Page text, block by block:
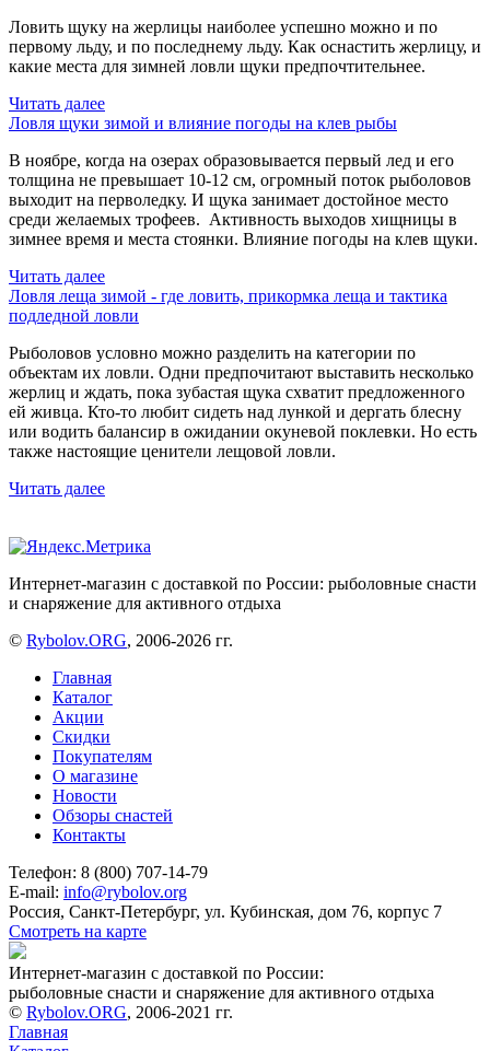
Ловить щуку на жерлицы наиболее успешно можно и по
первому льду, и по последнему льду. Как оснастить жерлицу, и
какие места для зимней ловли щуки предпочтительнее.
Читать далее
Ловля щуки зимой и влияние погоды на клев рыбы
В ноябре, когда на озерах образовывается первый лед и его
толщина не превышает 10-12 см, огромный поток рыболовов
выходит на перволедку. И щука занимает достойное место
среди желаемых трофеев. Активность выходов хищницы в
зимнее время и места стоянки. Влияние погоды на клев щуки.
Читать далее
Ловля леща зимой - где ловить, прикормка леща и тактика
подледной ловли
Рыболовов условно можно разделить на категории по
объектам их ловли. Одни предпочитают выставить несколько
жерлиц и ждать, пока зубастая щука схватит предложенного
ей живца. Кто-то любит сидеть над лункой и дергать блесну
или водить балансир в ожидании окуневой поклевки. Но есть
также настоящие ценители лещовой ловли.
Читать далее
Интернет-магазин с доставкой по России: рыболовные снасти
и снаряжение для активного отдыха
© Rybolov.ORG, 2006-2026 гг.
Главная
Каталог
Акции
Скидки
Покупателям
О магазине
Новости
Обзоры снастей
Контакты
Телефон: 8 (800) 707-14-79
E-mail: info@rybolov.org
Россия, Санкт-Петербург, ул. Кубинская, дом 76, корпус 7
Смотреть на карте
Интернет-магазин с доставкой по России:
рыболовные снасти и снаряжение для активного отдыха
© Rybolov.ORG, 2006-2021 гг.
Главная